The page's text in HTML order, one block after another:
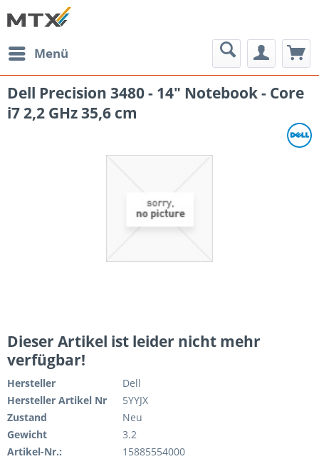
Menü
Dell Precision 3480 - 14" Notebook - Core
i7 2,2 GHz 35,6 cm
Dieser Artikel ist leider nicht mehr
verfügbar!
Hersteller
Dell
Hersteller Artikel Nr
5YYJX
Zustand
Neu
Gewicht
3.2
Artikel-Nr.:
15885554000